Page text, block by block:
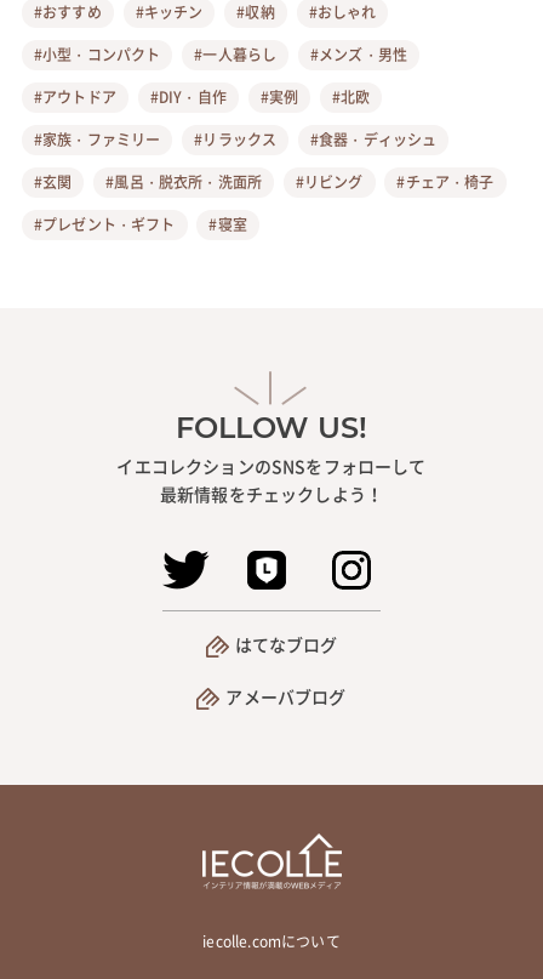
#おすすめ #キッチン #収納
#おしゃれ
#小型・コンパクト
#一人暮らし
#メンズ・男性
#アウトドア
#DIY・自作 #実例
#北欧
#家族・ファミリー
#リラックス
#食器・ディッシュ
#玄関
#風呂・脱衣所・洗面所 #リビング
#チェア・椅子
#プレゼント・ギフト
#寝室
FOLLOW US!
イエコレクションのSNSをフォローして
最新情報をチェックしよう！
はてなブログ
アメーバブログ
iecolle.comについて